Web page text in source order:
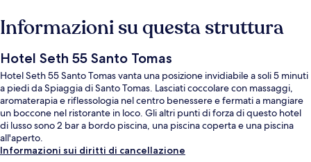
Informazioni su questa struttura
Hotel Seth 55 Santo Tomas
Hotel Seth 55 Santo Tomas vanta una posizione invidiabile a soli 5 minuti
a piedi da Spiaggia di Santo Tomas. Lasciati coccolare con massaggi,
aromaterapia e riflessologia nel centro benessere e fermati a mangiare
un boccone nel ristorante in loco. Gli altri punti di forza di questo hotel
di lusso sono 2 bar a bordo piscina, una piscina coperta e una piscina
all'aperto.
Informazioni sui diritti di cancellazione